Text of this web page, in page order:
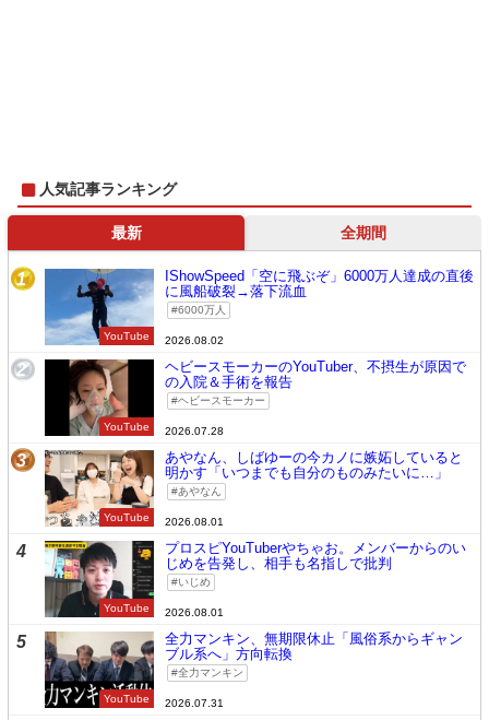
人気記事ランキング
最新 全期間
1
YouTube
IShowSpeed「空に飛ぶぞ」6000万人達成の直後
に風船破裂→落下流血
6000万人
2026.08.02
2
YouTube
ヘビースモーカーのYouTuber、不摂生が原因で
の入院＆手術を報告
ヘビースモーカー
2026.07.28
3
YouTube
あやなん、しばゆーの今カノに嫉妬していると
明かす「いつまでも自分のものみたいに…」
あやなん
2026.08.01
4
YouTube
プロスピYouTuberやちゃお。メンバーからのい
じめを告発し、相手も名指しで批判
いじめ
2026.08.01
5
YouTube
全力マンキン、無期限休止「風俗系からギャン
ブル系へ」方向転換
全力マンキン
2026.07.31